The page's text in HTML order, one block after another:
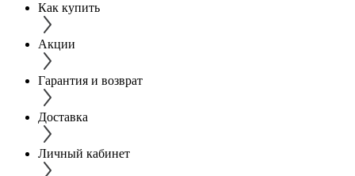
Как купить
Акции
Гарантия и возврат
Доставка
Личный кабинет